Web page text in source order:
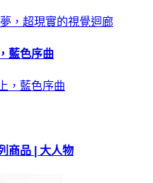
藍色序曲
商品 | 大人物